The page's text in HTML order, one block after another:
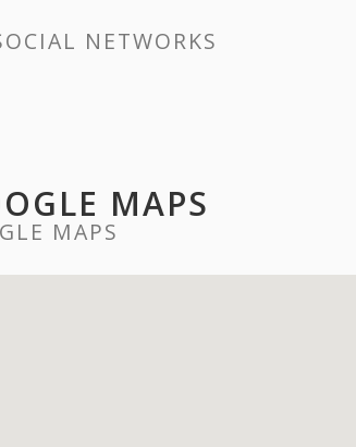
NETWORKS
MAPS
MAPS